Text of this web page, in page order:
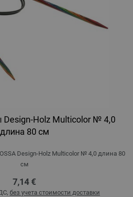
Design-Holz Multicolor № 4,0
длина 80 см
Design-Holz Multicolor № 4,0 длина 80
см
7,14 €
без учета стоимости доставки